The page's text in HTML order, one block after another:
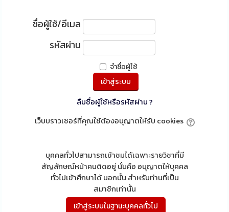
ชื่อผู้ใช้/อีเมล
รหัสผ่าน
จำชื่อผู้ใช้
ลืมชื่อผู้ใช้หรือรหัสผ่าน ?
เว็บบราวเซอร์ที่คุณใช้ต้องอนุญาตให้รับ cookies
บุคคลทั่วไปสามารถเข้าชมได้เฉพาะรายวิชาที่มี
สัญลักษณ์หน้าคนติดอยู่ นั่นคือ อนุญาตให้บุคคล
ทั่วไปเข้าศึกษาได้ นอกนั้น สำหรับท่านที่เป็น
สมาชิกเท่านั้น